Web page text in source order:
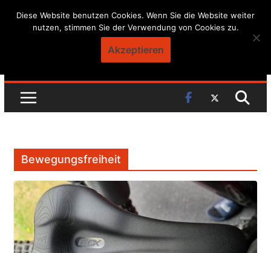
Skip
Bewegungsfreiheit
Diese Website benutzen Cookies. Wenn Sie die Website weiter
nutzen, stimmen Sie der Verwendung von Cookies zu.
Akzeptieren